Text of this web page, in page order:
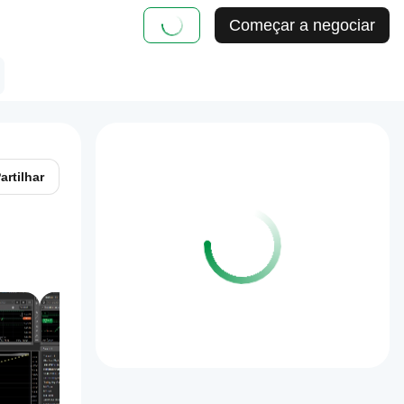
Começar a negociar